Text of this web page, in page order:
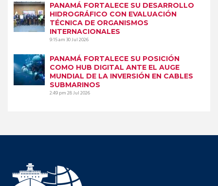
PANAMÁ FORTALECE SU DESARROLLO
HIDROGRÁFICO CON EVALUACIÓN
TÉCNICA DE ORGANISMOS
INTERNACIONALES
9:15 am30 Jul 2026
PANAMÁ FORTALECE SU POSICIÓN
COMO HUB DIGITAL ANTE EL AUGE
MUNDIAL DE LA INVERSIÓN EN CABLES
SUBMARINOS
2:49 pm28 Jul 2026